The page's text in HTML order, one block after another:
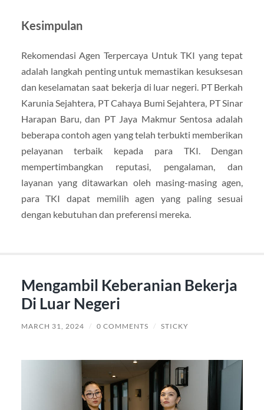
Kesimpulan
Rekomendasi Agen Terpercaya Untuk TKI yang tepat
adalah langkah penting untuk memastikan kesuksesan
dan keselamatan saat bekerja di luar negeri. PT Berkah
Karunia Sejahtera, PT Cahaya Bumi Sejahtera, PT Sinar
Harapan Baru, dan PT Jaya Makmur Sentosa adalah
beberapa contoh agen yang telah terbukti memberikan
pelayanan terbaik kepada para TKI. Dengan
mempertimbangkan reputasi, pengalaman, dan
layanan yang ditawarkan oleh masing-masing agen,
para TKI dapat memilih agen yang paling sesuai
dengan kebutuhan dan preferensi mereka.
Mengambil Keberanian Bekerja
Di Luar Negeri
MARCH 31, 2024 / 0 COMMENTS / STICKY